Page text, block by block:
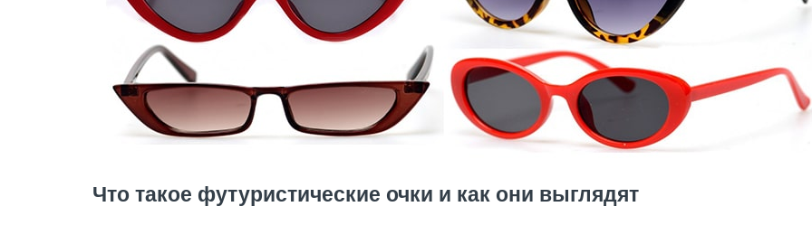
Что такое футуристические очки и как они выглядят